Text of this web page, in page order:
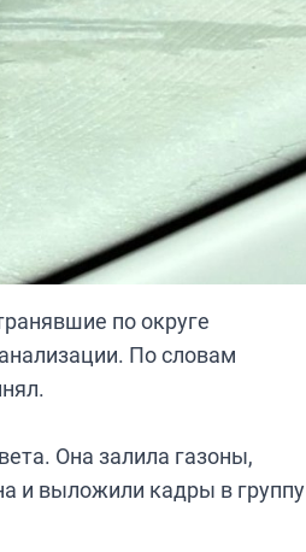
по округе
По словам
Она залила газоны,
и выложили кадры в группу